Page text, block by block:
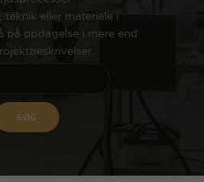
teknik eller materiale i
på opdagelse i mere end